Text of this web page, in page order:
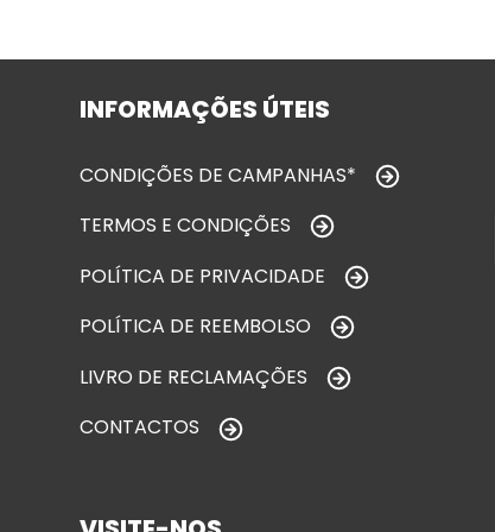
INFORMAÇÕES ÚTEIS
CONDIÇÕES DE CAMPANHAS*
TERMOS E CONDIÇÕES
POLÍTICA DE PRIVACIDADE
POLÍTICA DE REEMBOLSO
LIVRO DE RECLAMAÇÕES
CONTACTOS